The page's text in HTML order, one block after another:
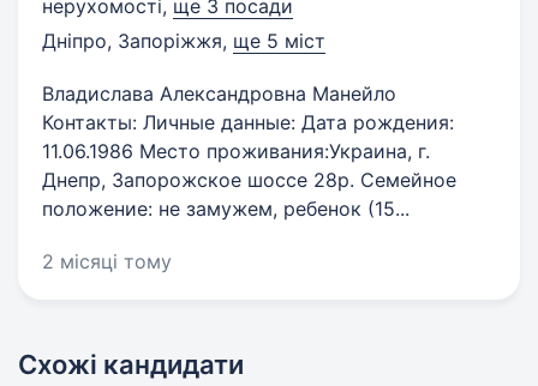
нерухомості, ще 3 посади
Дніпро, Запоріжжя, ще 5 міст
Владислава Александровна Манейло
Контакты: Личные данные: Дата рождения:
11.06.1986 Место проживания:Украина, г.
Днепр, Запорожское шоссе 28р. Семейное
положение: не замужем, ребенок (15...
2 місяці тому
Схожі кандидати